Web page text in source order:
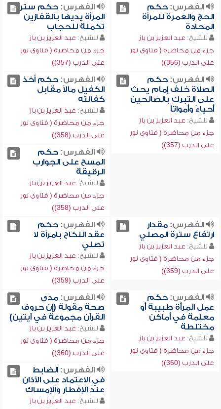
الفهرس:حكم
الحج والعمرة للمرأة
المحادة
للشيخ: عبد العزيز بن باز
جزء من محاضرة ( فتاوى نور
على الدرب (356))
الفهرس:حكم ستر
المرأة يديها بالقفازين
تكملة للحجاب
للشيخ: عبد العزيز بن باز
جزء من محاضرة ( فتاوى نور
على الدرب (357))
الفهرس:حكم
الصلاة خلف إمام يحث
على التبرك بالصالحين
أحياءً وأمواتاً
للشيخ: عبد العزيز بن باز
جزء من محاضرة ( فتاوى نور
على الدرب (357))
الفهرس:حكم أخذ
الكفيل مالاً مقابل
كفالته
للشيخ: عبد العزيز بن باز
جزء من محاضرة ( فتاوى نور
على الدرب (358))
الفهرس:حكم
المسح على الجوارب
الرقيقة
للشيخ: عبد العزيز بن باز
جزء من محاضرة ( فتاوى نور
على الدرب (358))
الفهرس:مقدار
ارتفاع سترة المصلي
للشيخ: عبد العزيز بن باز
جزء من محاضرة ( فتاوى نور
على الدرب (359))
الفهرس:حكم
عقد النكاح بامرأة لا
تصلي
للشيخ: عبد العزيز بن باز
جزء من محاضرة ( فتاوى نور
على الدرب (359))
الفهرس:حكم
عمل المرأة طبيبة أو
معلمة في أماكن
مختلطة
للشيخ: عبد العزيز بن باز
جزء من محاضرة ( فتاوى نور
على الدرب (360))
الفهرس:مدى
صحة مقولة (إن حروف
القرآن مجموعة في آيتين)
للشيخ: عبد العزيز بن باز
جزء من محاضرة ( فتاوى نور
على الدرب (360))
الفهرس:الضابط
في الاعتماد على الأذان
عند الإفطار والإمساك
للشيخ: عبد العزيز بن باز